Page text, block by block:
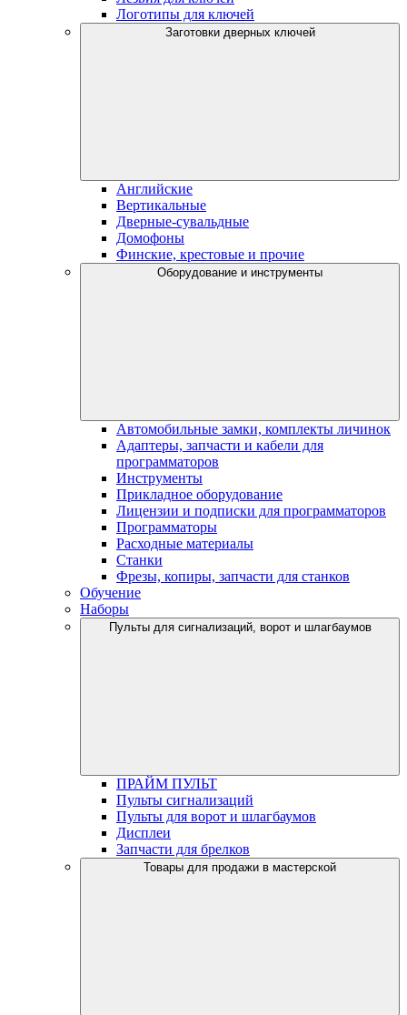
Логотипы для ключей
Заготовки дверных ключей
Английские
Вертикальные
Дверные-сувальдные
Домофоны
Финские, крестовые и прочие
Оборудование и инструменты
Автомобильные замки, комплекты личинок
Адаптеры, запчасти и кабели для
программаторов
Инструменты
Прикладное оборудование
Лицензии и подписки для программаторов
Программаторы
Расходные материалы
Станки
Фрезы, копиры, запчасти для станков
Обучение
Наборы
Пульты для сигнализаций, ворот и шлагбаумов
ПРАЙМ ПУЛЬТ
Пульты сигнализаций
Пульты для ворот и шлагбаумов
Дисплеи
Запчасти для брелков
Товары для продажи в мастерской